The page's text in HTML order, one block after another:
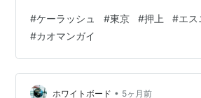
BGMはムード系フュージョンが流れて
はインドカレーやタイ料理を提供する
ック料理店でしたね。 メニュー メニ
ーからカオマンガイセット1,000円税
きました♪ このセットはサラダやカオ
#ケーラッシュ #東京 #押上 #エス
#カオマンガイ
ホワイトボード • 5ヶ月前